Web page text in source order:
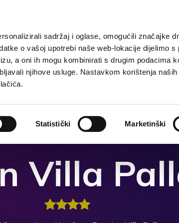
sadržaj i oglase, omogućili značajke
o vašoj upotrebi naše web-lokacije dijelimo s
a oni ih mogu kombinirati s drugim podacima
njihove usluge. Nastavkom korištenja
Statistički Marketinški
Destinácia Ubytovanje Čo robiť?
Villa